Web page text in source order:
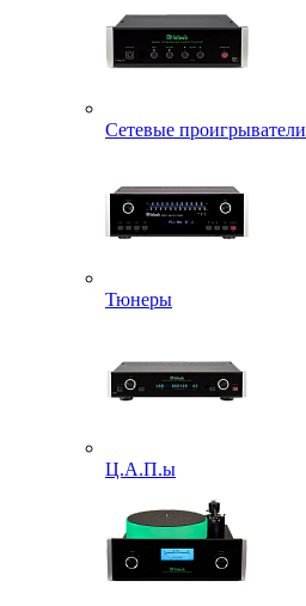
Сетевые проигрыватели
Тюнеры
Ц.А.П.ы